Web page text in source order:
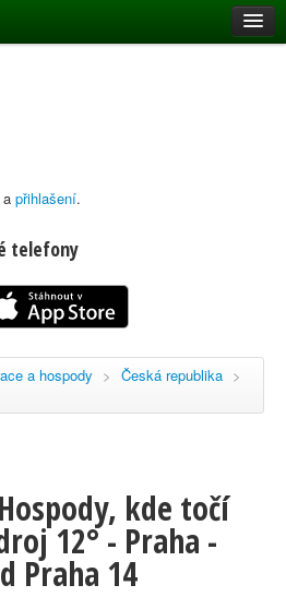
a přihlašení.
telefony
a hospody > Česká republika >
kde točí
12° - Praha -
Praha 14